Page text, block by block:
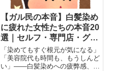
【ガル民の本音】白髪染め
に疲れた女性たちの本音20
選｜セルフ・専門店・グレ
イヘア…それぞれの選択
「染めてもすぐ根元が気になる」
「美容院代も時間も、もうしんど
い」——白髪染めへの疲弊感、あ